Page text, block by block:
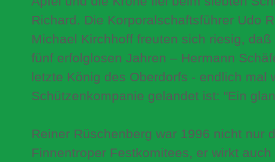
Richard. Die Korporalschaftsführer Udo
Michael Kirchhoff freuten sich riesig,
fünf erfolglosen Jahren – Hermann
letzte König des Oberdorfs - endlich mal
Schützenkompanie gelandet ist: "Ein
Reiner Rüschenberg war 1996 nicht nur
Finnentroper Festkomitees, er wirkt